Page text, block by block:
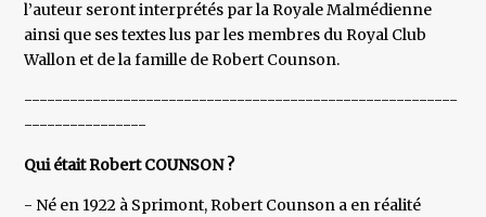
l’auteur seront interprétés par la Royale Malmédienne
ainsi que ses textes lus par les membres du Royal Club
Wallon et de la famille de Robert Counson.
---------------------------------------------------------
----------------
Qui était Robert COUNSON ?
- Né en 1922 à Sprimont, Robert Counson a en réalité